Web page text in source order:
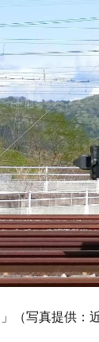
（写真提供：